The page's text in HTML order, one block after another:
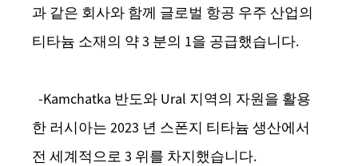
과 같은 회사와 함께 글로벌 항공 우주 산업의
티타늄 소재의 약 3 분의 1을 공급했습니다.
-Kamchatka 반도와 Ural 지역의 자원을 활용
한 러시아는 2023 년 스폰지 티타늄 생산에서
전 세계적으로 3 위를 차지했습니다.